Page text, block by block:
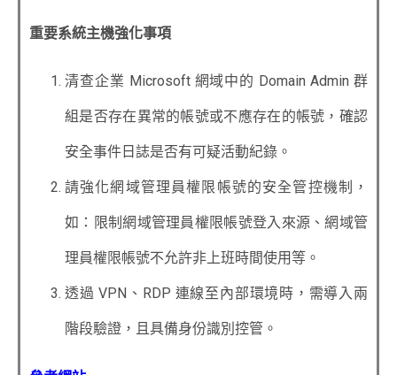
重要系統主機強化事項
清查企業 Microsoft 網域中的 Domain Admin 群
組是否存在異常的帳號或不應存在的帳號，確認
安全事件日誌是否有可疑活動紀錄。
請強化網域管理員權限帳號的安全管控機制，
如：限制網域管理員權限帳號登入來源、網域管
理員權限帳號不允許非上班時間使用等。
透過 VPN、RDP 連線至內部環境時，需導入兩
階段驗證，且具備身份識別控管。